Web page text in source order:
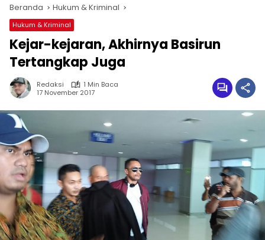
Beranda Hukum & Kriminal
Hukum & Kriminal
Kejar-kejaran, Akhirnya Basirun
Tertangkap Juga
Redaksi
1 Min Baca
17 November 2017